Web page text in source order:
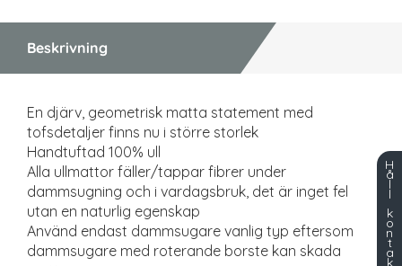
Beskrivning
En djärv, geometrisk matta statement med
tofsdetaljer finns nu i större storlek
Handtuftad 100% ull
Alla ullmattor fäller/tappar fibrer under
dammsugning och i vardagsbruk, det är inget fel
utan en naturlig egenskap
Använd endast dammsugare vanlig typ eftersom
dammsugare med roterande borste kan skada
H
å
l
l
k
o
n
t
a
k